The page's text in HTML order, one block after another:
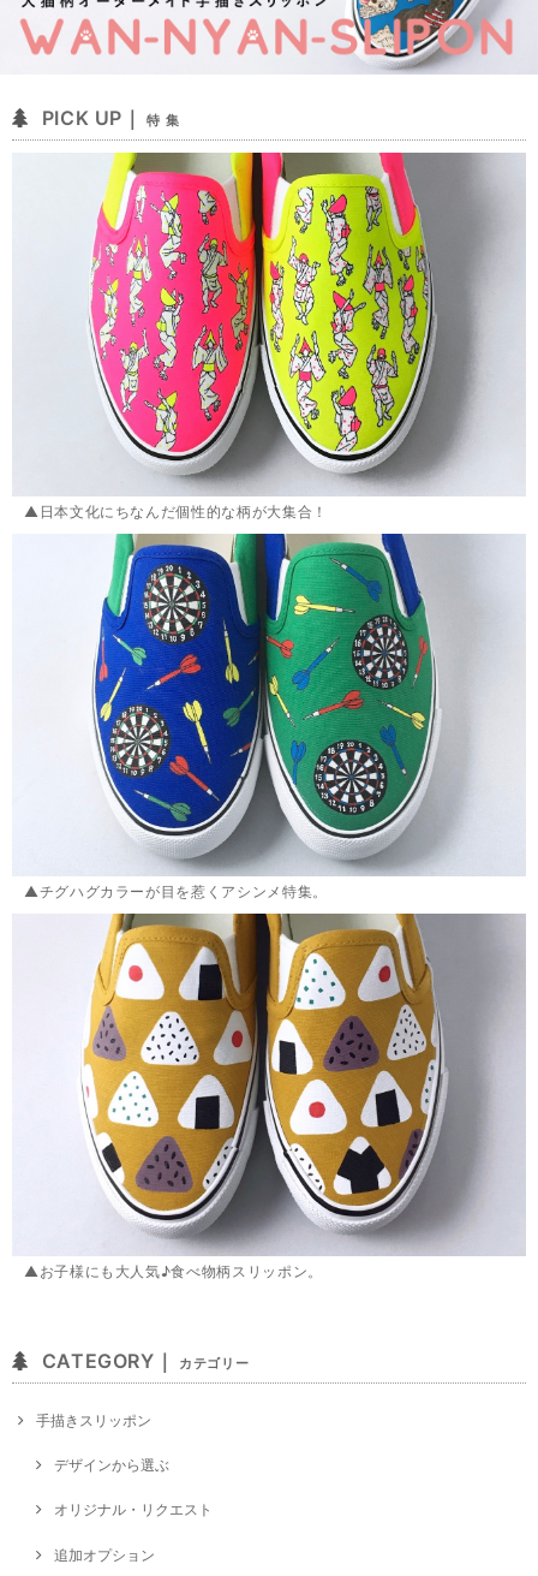
PICK UP｜ 特 集
▲日本文化にちなんだ個性的な柄が大集合！
▲チグハグカラーが目を惹くアシンメ特集。
▲お子様にも大人気♪食べ物柄スリッポン。
CATEGORY｜ カテゴリー
手描きスリッポン
デザインから選ぶ
オリジナル・リクエスト
追加オプション